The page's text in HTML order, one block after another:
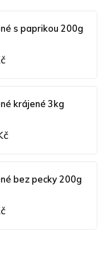
s paprikou 200g
krájené 3kg
bez pecky 200g